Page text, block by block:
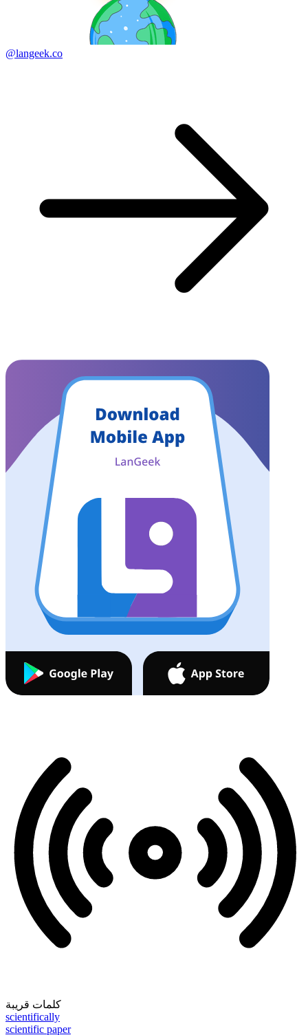
@langeek.co
كلمات قريبة
scientifically
scientific paper